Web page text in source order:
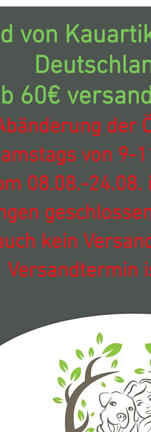
von
60€
der
von 9-
08.08.-
kein
Versandtermin